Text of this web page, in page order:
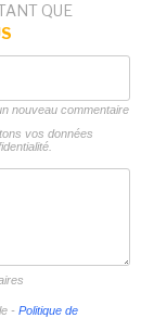
QUE
nouveau commentaire
vos données
- Politique de